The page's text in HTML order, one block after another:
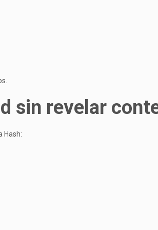
sin revelar
Hash: